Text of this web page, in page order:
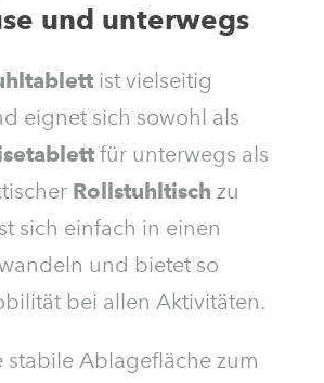
und unterwegs
ist vielseitig
eignet sich sowohl als
für unterwegs als
Rollstuhltisch zu
sich einfach in einen
und bietet so
bei allen Aktivitäten.
stabile Ablagefläche zum